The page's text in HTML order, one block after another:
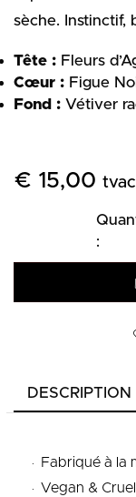
sèche. Instinctif,
Tête : Fleurs
Cœur : Figue
Fond : Vétiver
€ 15,00 tvac
DESCRIPTION
Fabriqué à la
Vegan &